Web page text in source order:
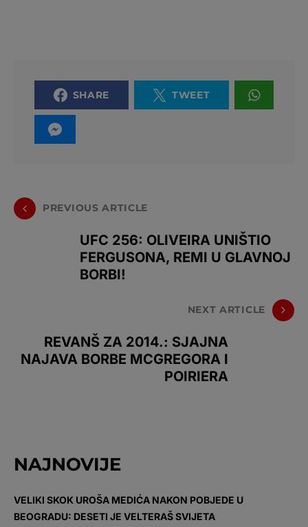
SHARE TWEET
PREVIOUS ARTICLE
UFC 256: OLIVEIRA UNIŠTIO
FERGUSONA, REMI U GLAVNOJ
BORBI!
NEXT ARTICLE
REVANŠ ZA 2014.: SJAJNA
NAJAVA BORBE MCGREGORA I
POIRIERA
NAJNOVIJE
VELIKI SKOK UROŠA MEDIĆA NAKON POBJEDE U
BEOGRADU: DESETI JE VELTERAŠ SVIJETA